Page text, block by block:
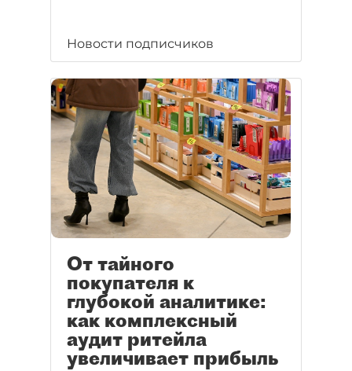
Новости подписчиков
От тайного
покупателя к
глубокой аналитике:
как комплексный
аудит ритейла
увеличивает прибыль